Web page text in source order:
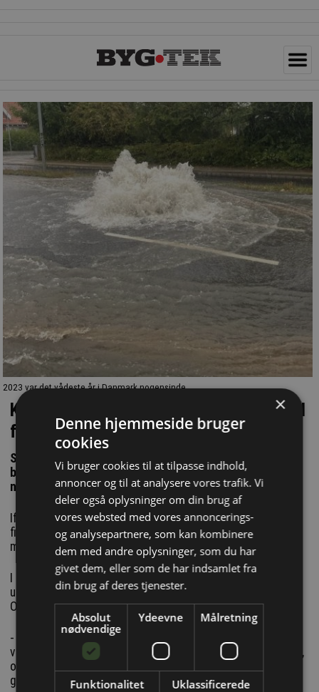
2023 var det vådeste år i Danmark nogensinde.
Kreative husejere pumper overfladevand
fra haver og belægninger ned i kloakken
Systemet har ikke kapacitet til den mængde vand, og
boligejerne flytter derfor bare problemet videre til
naboen
Ifølge Fors er kreative borgere begyndt at træffe lidt for
fikse beslutninger, når regnen falder i overvældende
mængder.
I flere tilfælde har husejere pumpet vandet fra græsplænen
ud i kloakken, hvis nedbøren har forvandlet haven til en sø.
Og det bør de lade være med.
- Vi oplever, at folk løfter på kloakdækslerne og pumper
vand fra haven derned. Der er pres på kloakken i disse dage,
og der er ganske enkelt ikke kapacitet til oversvømmede
græsplæner oveni.
×
Denne hjemmeside bruger
cookies
Vi bruger cookies til at tilpasse indhold,
annoncer og til at analysere vores trafik. Vi
deler også oplysninger om din brug af
vores websted med vores annoncerings-
og analysepartnere, som kan kombinere
dem med andre oplysninger, som du har
givet dem, eller som de har indsamlet fra
din brug af deres tjenester.
Absolut
nødvendige
Ydeevne Målretning
Funktionalitet Uklassificerede